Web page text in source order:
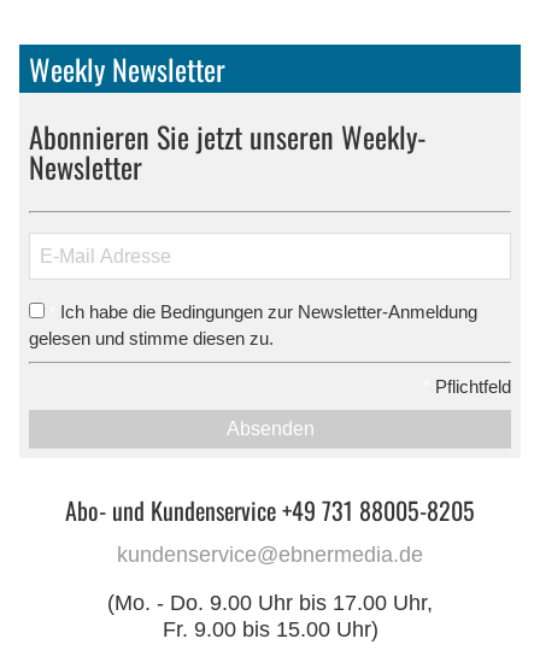
Weekly Newsletter
Abonnieren Sie jetzt unseren Weekly-
Newsletter
Ich habe die Bedingungen zur Newsletter-Anmeldung
gelesen und stimme diesen zu.
Pflichtfeld
Absenden
Abo- und Kundenservice +49 731 88005-8205
kundenservice@ebnermedia.de
(Mo. - Do. 9.00 Uhr bis 17.00 Uhr,
Fr. 9.00 bis 15.00 Uhr)